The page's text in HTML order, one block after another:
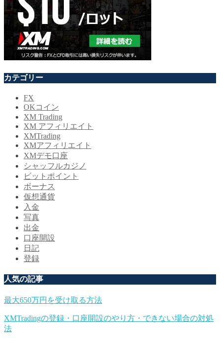
カテゴリー
FX
OKコイン
XM Trading
XM アフィリエイト
XMTrading
XMアフィリエイト
XMデモ口座
シャッフルカジノ
ビットポイント
ボーナス
仮想通貨
入金
写真
出金
口座開設
日記
登録
人気の記事
最大650万円を受け取る方法
XMTradingの登録・口座開設のやり方・できない場合の対処
法